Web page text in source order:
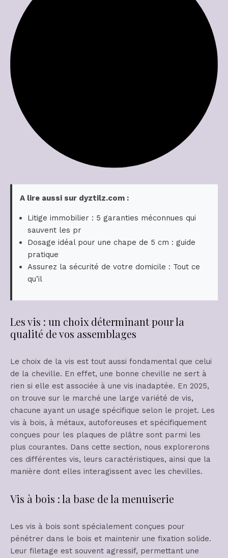
A lire aussi sur dyztilz.com :
Litige immobilier : 5 garanties méconnues qui
sauvent les pr
Dosage idéal pour une chape de 5 cm : guide
pratique
Assurez la sécurité de votre domicile : Tout ce
qu’il
Les vis : un choix déterminant pour la
qualité de vos assemblages
Le choix de la vis est tout aussi fondamental que celui
de la cheville. En effet, une bonne cheville ne sert à
rien si elle est associée à une vis inadaptée. En 2025,
on trouve sur le marché une large variété de vis,
chacune ayant un usage spécifique selon le projet. Les
vis à bois, à métaux, autoforeuses et spécifiquement
conçues pour les plaques de plâtre sont parmi les
plus courantes. Dans cette section, nous explorerons
ces différentes vis, leurs caractéristiques, ainsi que la
manière dont elles interagissent avec les chevilles.
Vis à bois : la base de la menuiserie
Les vis à bois sont spécialement conçues pour
pénétrer dans le bois et maintenir une fixation solide.
Leur filetage est souvent agressif, permettant une